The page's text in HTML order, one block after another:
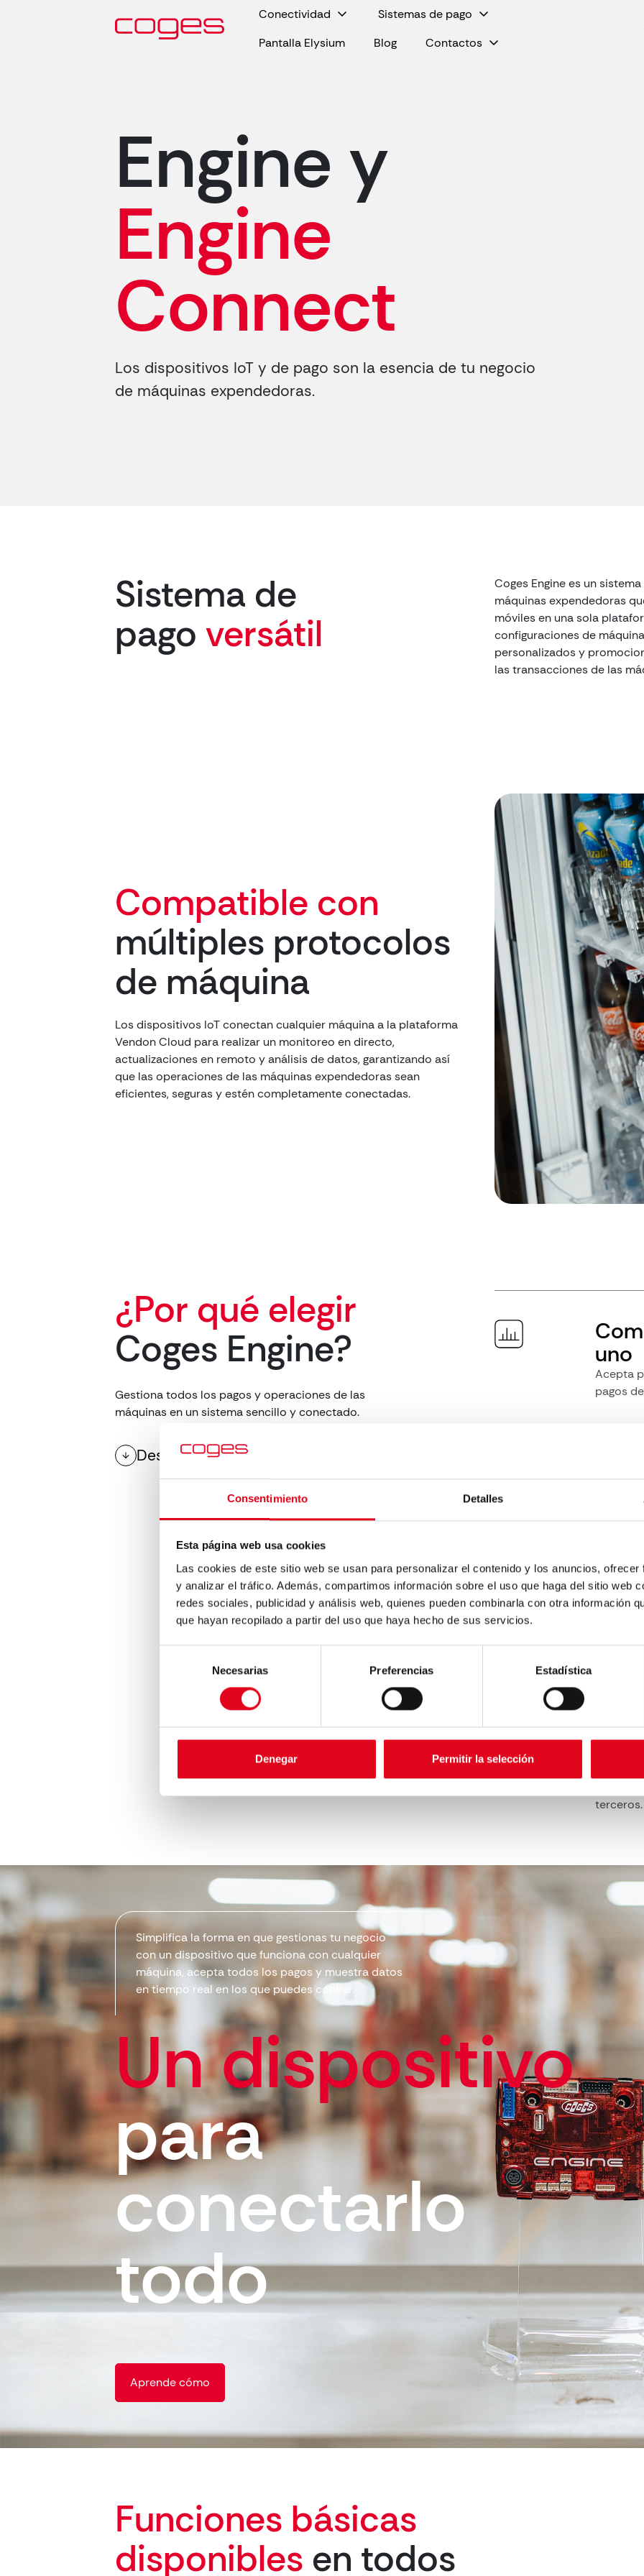
Consentimiento Detalles
Esta página web usa cookies
Las cookies de este sitio web se usan para personalizar el contenido y los anuncios,
y analizar el tráfico. Además, compartimos información sobre el uso que haga del sitio web
redes sociales, publicidad y análisis web, quienes pueden combinarla con otra información
que hayan recopilado a partir del uso que haya hecho de sus servicios.
consentimiento
Necesarias Preferencias Estadística
Denegar Permitir la selección
Conectividad
Sistemas de pago
Pantalla Elysium
Blog Contactos
Engine y
Engine
Connect
Los dispositivos IoT y de pago son la esencia de tu negocio
de máquinas expendedoras.
Sistema de
pago versátil
Coges Engine es un
máquinas expendedoras
móviles en una sola
configuraciones de
personalizados y
las transacciones de las
Compatible con
múltiples protocolos
de máquina
Los dispositivos IoT conectan cualquier máquina a la plataforma
Vendon Cloud para realizar un monitoreo en directo,
actualizaciones en remoto y análisis de datos, garantizando así
que las operaciones de las máquinas expendedoras sean
eficientes, seguras y estén completamente conectadas.
¿Por qué elegir
Coges Engine?
Gestiona todos los pagos y operaciones de las
máquinas en un sistema sencillo y conectado.
Descargar catálogo
uno
Acepta
pagos
terceros.
Simplifica la forma en que gestionas tu negocio
con un dispositivo que funciona con cualquier
máquina, acepta todos los pagos y muestra datos
en tiempo real en los que puedes confiar.
Un dispositivo
para
conectarlo
todo
Aprende cómo
Funciones básicas
disponibles en todos